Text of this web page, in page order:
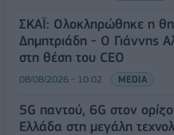
ΣΚΑΪ: Ολοκληρώθηκε η
Δημητριάδη - Ο Γιάννης
στη θέση του CEO
08/08/2026 - 10:02 MEDIA
5G παντού, 6G στον
Ελλάδα στη μεγάλη